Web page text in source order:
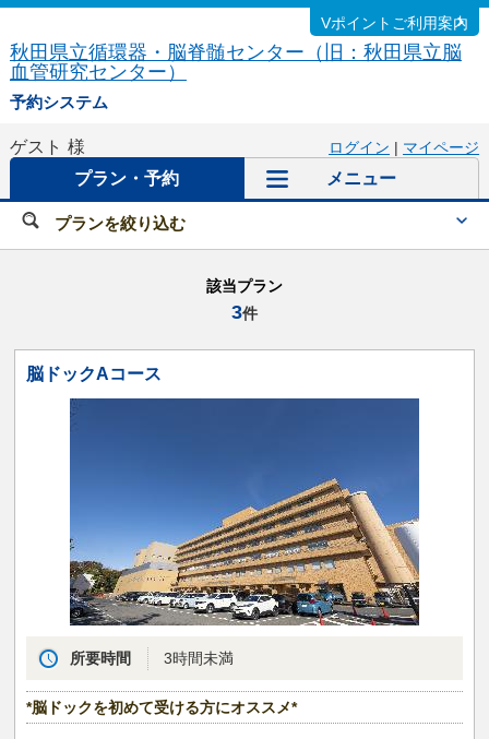
秋田県立循環器・脳脊髄センター（旧：秋田県立脳
血管研究センター）
予約システム
Vポイントご利用案内
ゲスト 様 ログイン | マイページ
プラン・予約 メニュー
プランを絞り込む
該当プラン
3件
脳ドックAコース
所要時間 3時間未満
*脳ドックを初めて受ける方にオススメ*